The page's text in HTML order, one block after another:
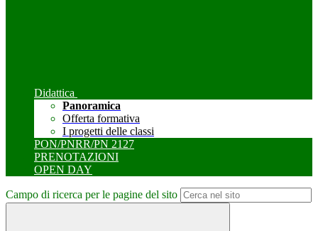
Didattica
Panoramica
Offerta formativa
I progetti delle classi
PON/PNRR/PN 2127
PRENOTAZIONI
OPEN DAY
Campo di ricerca per le pagine del sito